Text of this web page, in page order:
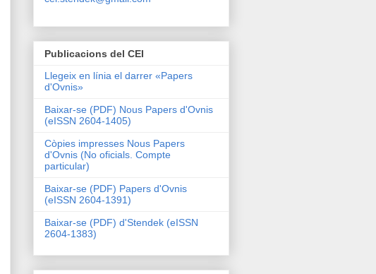
Publicacions del CEI
Llegeix en línia el darrer «Papers
d'Ovnis»
Baixar-se (PDF) Nous Papers d'Ovnis
(eISSN 2604-1405)
Còpies impresses Nous Papers
d'Ovnis (No oficials. Compte
particular)
Baixar-se (PDF) Papers d'Ovnis
(eISSN 2604-1391)
Baixar-se (PDF) d'Stendek (eISSN
2604-1383)